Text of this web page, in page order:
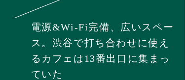
電源&Wi-Fi完備、広いスペー
ス。渋谷で打ち合わせに使え
るカフェは13番出口に集まっ
ていた